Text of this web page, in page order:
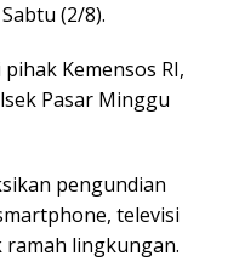
(2/8).
Kemensos RI,
Pasar Minggu
pengundian
televisi
lingkungan.